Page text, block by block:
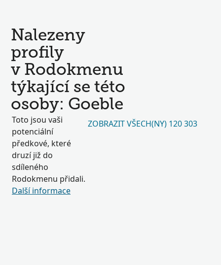
Nalezeny
profily
v Rodokmenu
týkající se této
osoby: Goeble
Toto jsou vaši
potenciální
předkové, které
druzí již do
sdíleného
Rodokmenu přidali.
Další informace
ZOBRAZIT VŠECH(NY) 120 303